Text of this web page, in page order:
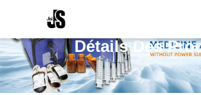
Détails Des